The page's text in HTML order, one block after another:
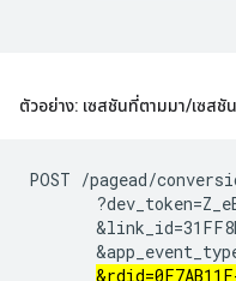
ตัวอย่าง: เซสชันที่ตามมา/เซสชั
POST /pagead/